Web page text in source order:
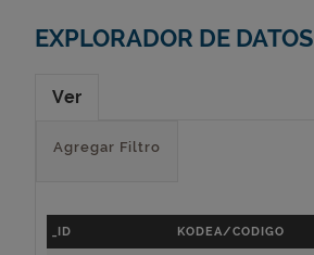
EXPLORADOR DE DATOS
Ver
Agregar Filtro
_ID KODEA/CODIGO